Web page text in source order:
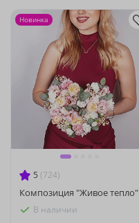
5 (724)
Композиция "Живое тепло"
В наличии
Новинка